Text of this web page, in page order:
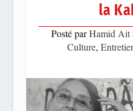
la
Posté parHamid Ait
Culture,